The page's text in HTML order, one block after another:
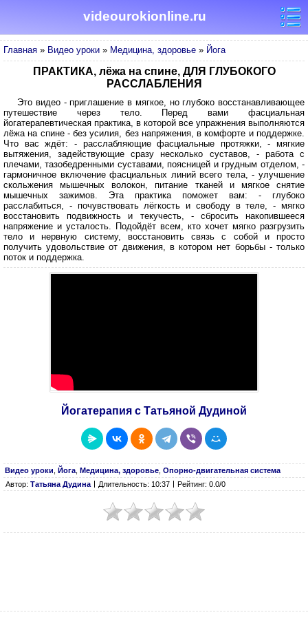
videourokionline.ru
Главная » Видео уроки » Медицина, здоровье » Йога
ПРАКТИКА, лёжа на спине, ДЛЯ ГЛУБОКОГО
РАССЛАБЛЕНИЯ
Это видео - приглашение в мягкое, но глубоко восстанавливающее
путешествие через тело. Перед вами фасциальная
йогатерапевтическая практика, в которой все упражнения выполняются
лёжа на спине - без усилия, без напряжения, в комфорте и поддержке.
Что вас ждёт: - расслабляющие фасциальные протяжки, - мягкие
вытяжения, задействующие сразу несколько суставов, - работа с
плечами, тазобедренными суставами, поясницей и грудным отделом, -
гармоничное включение фасциальных линий всего тела, - улучшение
скольжения мышечных волокон, питание тканей и мягкое снятие
мышечных зажимов. Эта практика поможет вам: - глубоко
расслабиться, - почувствовать лёгкость и свободу в теле, - мягко
восстановить подвижность и текучесть, - сбросить накопившееся
напряжение и усталость. Подойдёт всем, кто хочет мягко разгрузить
тело и нервную систему, восстановить связь с собой и просто
получить удовольствие от движения, в котором нет борьбы - только
поток и поддержка.
Йогатерапия с Татьяной Дудиной
Видео уроки Йога Медицина, здоровье Опорно-двигательная система
Автор: Татьяна Дудина Длительность: 10:37 Рейтинг: 0.0/0